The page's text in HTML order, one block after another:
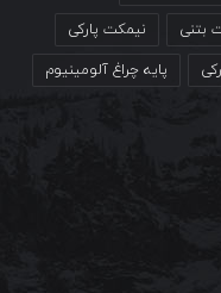
بتنی نیمکت پارکی
پایه چراغ آلومینیوم